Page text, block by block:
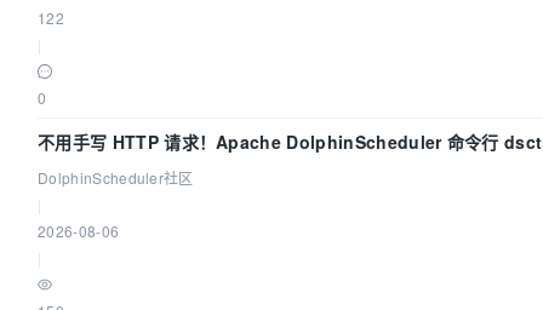
122
0
不用手写 HTTP 请求！Apache DolphinScheduler 命令行
上手
DolphinScheduler社区
2026-08-06